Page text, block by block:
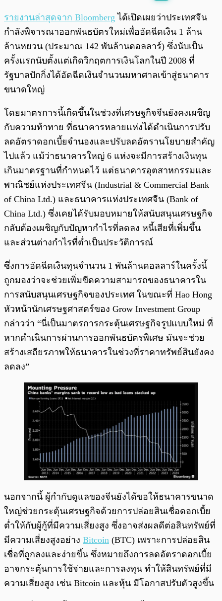
พร้อมเล่น 0:00
รายงานล่าสุดจาก Bloomberg ได้เปิดเผยว่าประเทศจีน
กำลังพิจารณาออกพันธบัตรใหม่เพื่ออัดฉีดเงิน 1 ล้าน
ล้านหยวน (ประมาณ 142 พันล้านดอลลาร์) ซึ่งนับเป็น
ครั้งแรกนับตั้งแต่เกิดวิกฤตการเงินโลกในปี 2008 ที่
รัฐบาลปักกิ่งได้อัดฉีดเงินจำนวนมหาศาลเข้าสู่ธนาคาร
ขนาดใหญ่
โดยมาตรการนี้เกิดขึ้นในช่วงที่เศรษฐกิจจีนยังคงเผชิญ
กับความท้าทาย ที่ธนาคารหลายแห่งได้ดำเนินการปรับ
ลดอัตราดอกเบี้ยจำนองและปรับลดอัตรานโยบายสำคัญ
ไปแล้ว แม้ว่าธนาคารใหญ่ 6 แห่งจะมีการสร้างเงินทุน
เกินมาตรฐานที่กำหนดไว้ แต่ธนาคารอุตสาหกรรมและ
พาณิชย์แห่งประเทศจีน (Industrial & Commercial Bank
of China Ltd.) และธนาคารแห่งประเทศจีน (Bank of
China Ltd.) ซึ่งเคยได้รับมอบหมายให้สนับสนุนเศรษฐกิจ
กลับต้องเผชิญกับปัญหากำไรที่ลดลง หนี้เสียที่เพิ่มขึ้น
และส่วนต่างกำไรที่ต่ำเป็นประวัติการณ์
ซึ่งการอัดฉีดเงินทุนจำนวน 1 พันล้านดอลลาร์ในครั้งนี้
ถูกมองว่าจะช่วยเพิ่มขีดความสามารถของธนาคารใน
การสนับสนุนเศรษฐกิจของประเทศ ในขณะที่ Hao Hong
หัวหน้านักเศรษฐศาสตร์ของ Grow Investment Group
กล่าวว่า “นี่เป็นมาตรการกระตุ้นเศรษฐกิจรูปแบบใหม่ ที่
หากดำเนินการผ่านการออกพันธบัตรพิเศษ มันจะช่วย
สร้างเสถียรภาพให้ธนาคารในช่วงที่ราคาทรัพย์สินยังคง
ลดลง”
นอกจากนี้ ผู้กำกับดูแลของจีนยังได้ขอให้ธนาคารขนาด
ใหญ่ช่วยกระตุ้นเศรษฐกิจด้วยการปล่อยสินเชื่อดอกเบี้ย
ต่ำให้กับผู้กู้ที่มีความเสี่ยงสูง ซึ่งอาจส่งผลดีต่อสินทรัพย์ที่
มีความเสี่ยงสูงอย่าง Bitcoin (BTC) เพราะการปล่อยสิน
เชื่อที่ถูกลงและง่ายขึ้น ซึ่งหมายถึงการลดอัตราดอกเบี้ย
อาจกระตุ้นการใช้จ่ายและการลงทุน ทำให้สินทรัพย์ที่มี
ความเสี่ยงสูง เช่น Bitcoin และหุ้น มีโอกาสปรับตัวสูงขึ้น